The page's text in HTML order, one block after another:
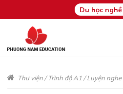
Du học
Thư viện/Trình độ A1 /Luyện nghe